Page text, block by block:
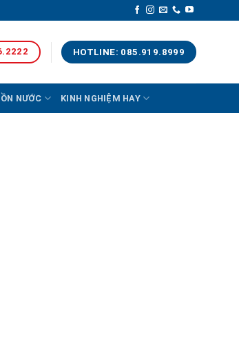
HOTLINE: 085.919.8999
NƯỚC KINH NGHIỆM HAY